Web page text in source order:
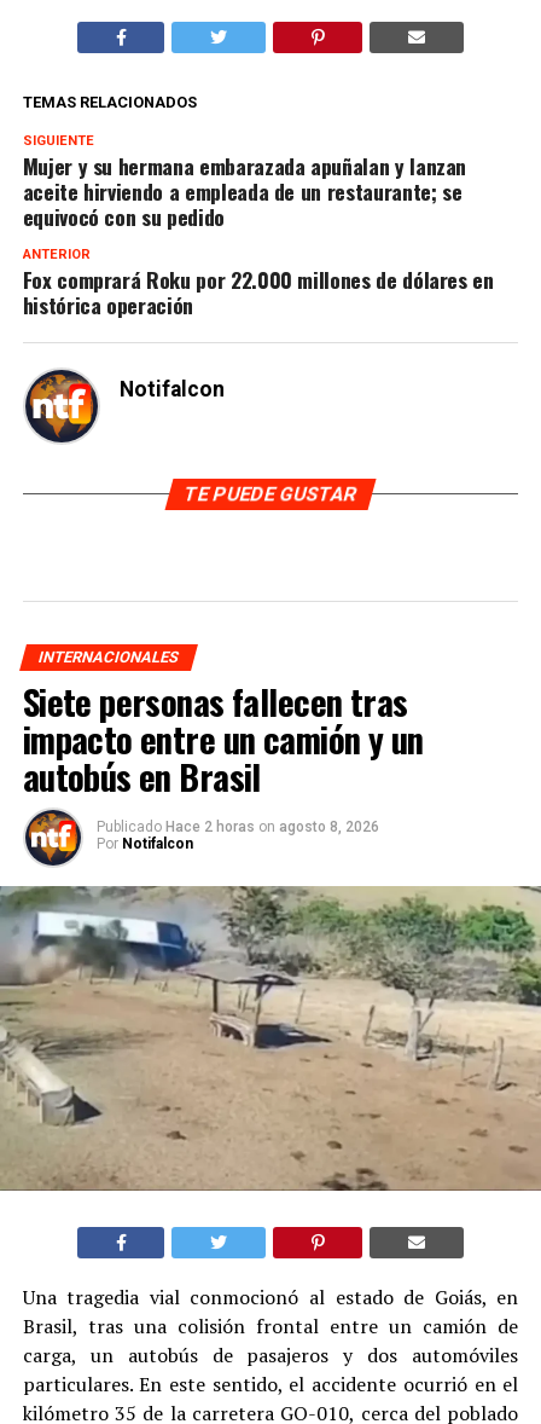
TEMAS RELACIONADOS
SIGUIENTE
Mujer y su hermana embarazada apuñalan y lanzan
aceite hirviendo a empleada de un restaurante; se
equivocó con su pedido
ANTERIOR
Fox comprará Roku por 22.000 millones de dólares en
histórica operación
Notifalcon
TE PUEDE GUSTAR
INTERNACIONALES
Siete personas fallecen tras
impacto entre un camión y un
autobús en Brasil
Publicado Hace 2 horas on agosto 8, 2026
Por Notifalcon
Una tragedia vial conmocionó al estado de Goiás, en
Brasil, tras una colisión frontal entre un camión de
carga, un autobús de pasajeros y dos automóviles
particulares. En este sentido, el accidente ocurrió en el
kilómetro 35 de la carretera GO-010, cerca del poblado